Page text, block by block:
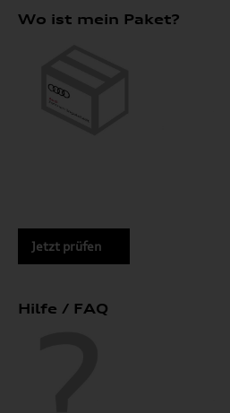
Wo ist mein Paket?
Jetzt prüfen
Hilfe / FAQ